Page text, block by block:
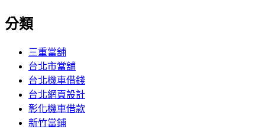
分類
三重當舖
台北市當舖
台北機車借錢
台北網頁設計
彰化機車借款
新竹當鋪